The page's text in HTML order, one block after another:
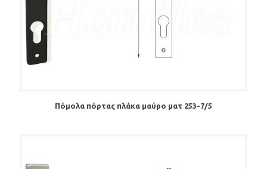
Πόμολα πόρτας πλάκα μαύρο ματ 253-7/5